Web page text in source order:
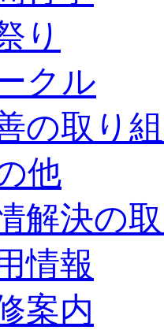
り
クル
の取り
他
解決の
情報
案内